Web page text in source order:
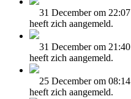
31 December om 22:07
heeft zich aangemeld.
31 December om 21:40
heeft zich aangemeld.
25 December om 08:14
heeft zich aangemeld.